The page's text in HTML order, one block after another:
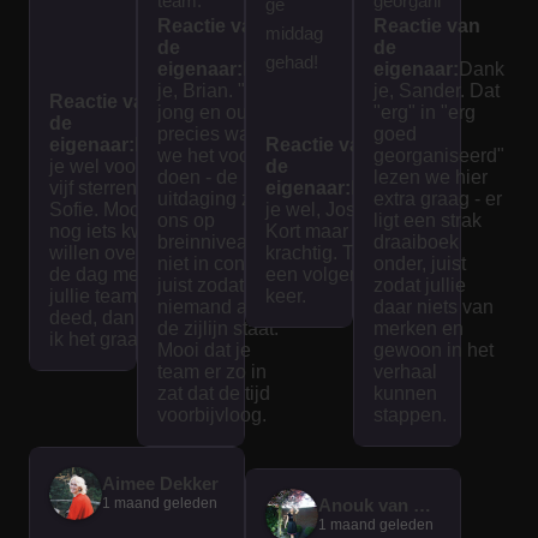
Reactie van
de
eigenaar:
Dank
je wel voor de
vijf sterren,
Sofie. Mocht je
nog iets kwijt
willen over wat
de dag met
jullie team
deed, dan lees
ik het graag.
Spanne
nd en
interess
ant voor
jong en
oud! Het
spel
was
goed
uitgedac
ht en
interacti
ef. De
tijd vliegt
bezig
Reactie van
de
eigenaar:
Dank
je, Brian. "Voor
jong en oud" is
precies waar
we het voor
doen - de
uitdaging zit bij
ons op
breinniveau en
niet in conditie,
juist zodat
niemand aan
de zijlijn staat.
Mooi dat je
team er zo in
zat dat de tijd
voorbijvloog.
middag
gehad!
Reactie van
de
eigenaar:
Dank
je wel, Jose.
Kort maar
krachtig. Tot
een volgende
keer.
seerd.
We
hebben
een
mooie
dag
gehad.
Reactie van
de
eigenaar: Dank
je, Sander. Dat
"erg" in "erg
goed
georganiseerd"
lezen we hier
extra graag - er
ligt een strak
draaiboek
onder, juist
zodat jullie
daar niets van
merken en
gewoon in het
verhaal
kunnen
stappen.
Aimee Dekker
1 maand geleden Anouk van der Graaf
1 maand geleden